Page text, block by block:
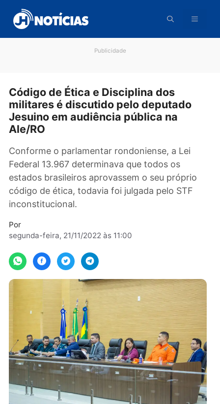
para
conteúdo
Código de Ética e Disciplina dos
militares é discutido pelo deputado
Jesuino em audiência pública na
Conforme o parlamentar rondoniense, a Lei
Federal 13.967 determinava que todos os
estados brasileiros aprovassem o seu próprio
inconstitucional.
segunda-feira, 21/11/2022 às 11:00